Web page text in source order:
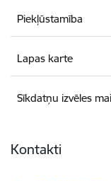
Piekļūstamība
Lapas karte
Sīkdatņu izvēles
Kontakti